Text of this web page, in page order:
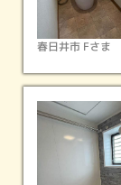
春日井市 Fさま